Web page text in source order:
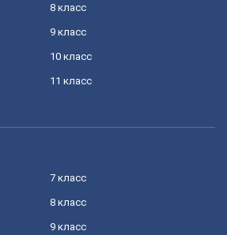
8 класс
9 класс
10 класс
11 класс
7 класс
8 класс
9 класс